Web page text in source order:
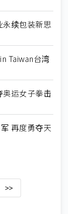
续包装新思
Taiwan台湾
运女子拳击
再度勇夺天
>>